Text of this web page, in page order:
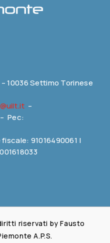
10036 Settimo Torinese
–
Pec:
91016490061 |
riservati by Fausto
A.P.S.